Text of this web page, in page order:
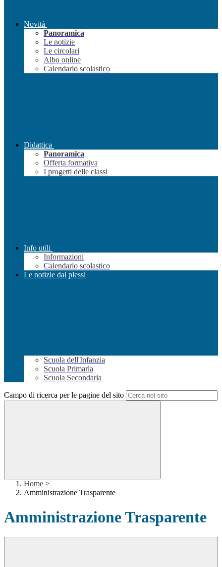
Novità
Panoramica
Le notizie
Le circolari
Albo online
Calendario scolastico
Didattica
Panoramica
Offerta formativa
I progetti delle classi
Info utili
Informazioni
Calendario scolastico
Le notizie dai plessi
Scuola dell'Infanzia
Scuola Primaria
Scuola Secondaria
Campo di ricerca per le pagine del sito
Home >
Amministrazione Trasparente
Amministrazione Trasparente